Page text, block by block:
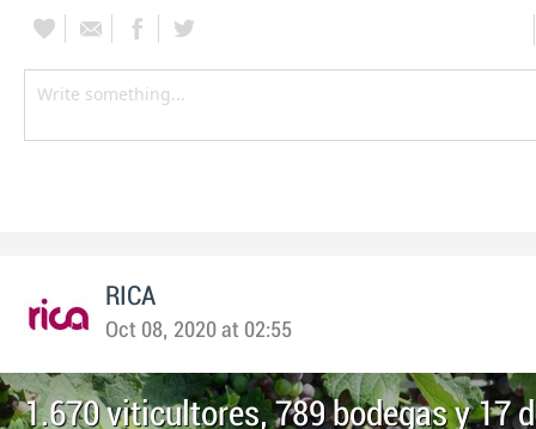
RICA
Oct 08, 2020 at 02:55
1.670 viticultores, 789 bodegas y 17